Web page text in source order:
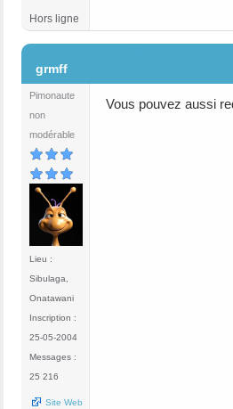
Hors ligne
grmff
Pimonaute
non
modérable
Lieu :
Sibulaga,
Onatawani
Inscription :
25-05-2004
Messages :
25 216
Site Web
Vous pouvez aussi